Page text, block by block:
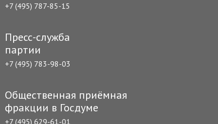
+7 (495) 787-85-15
Пресс-служба
партии
+7 (495) 783-98-03
Общественная приёмная
фракции в Госдуме
+7 (495) 629-61-01